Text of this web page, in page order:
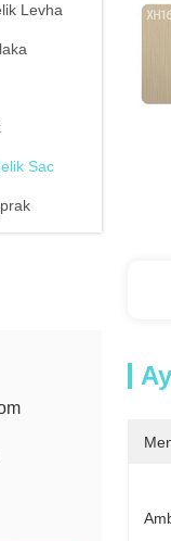
Levha
Sac